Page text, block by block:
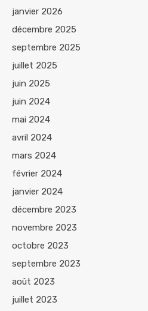
janvier 2026
décembre 2025
septembre 2025
juillet 2025
juin 2025
juin 2024
mai 2024
avril 2024
mars 2024
février 2024
janvier 2024
décembre 2023
novembre 2023
octobre 2023
septembre 2023
août 2023
juillet 2023